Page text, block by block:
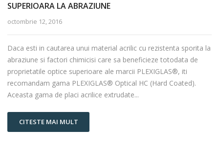
SUPERIOARA LA ABRAZIUNE
octombrie 12, 2016
Daca esti in cautarea unui material acrilic cu rezistenta sporita la
abraziune si factori chimicisi care sa beneficieze totodata de
proprietatile optice superioare ale marcii PLEXIGLAS®, iti
recomandam gama PLEXIGLAS® Optical HC (Hard Coated).
Aceasta gama de placi acrilice extrudate...
CITESTE MAI MULT